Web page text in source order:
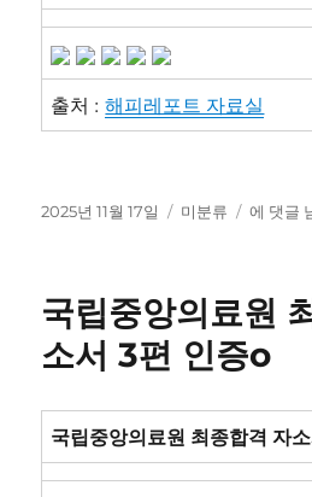
출처 :해피레포트 자료실
작
2025년 11월 17일
카
미분류
(공
소
험
보
자
대
에 댓글
국립중앙의료원
소서 3편 인증o
국립중앙의료원 최종합격 자